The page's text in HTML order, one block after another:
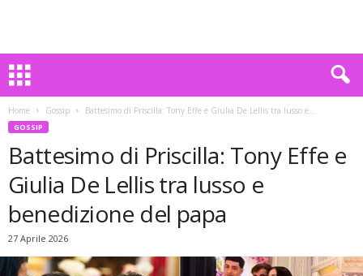
Home Gossip Battesimo di Priscilla: Tony Effe e Giulia De Lellis tra lusso e...
GOSSIP
Battesimo di Priscilla: Tony Effe e
Giulia De Lellis tra lusso e
benedizione del papa
27 Aprile 2026